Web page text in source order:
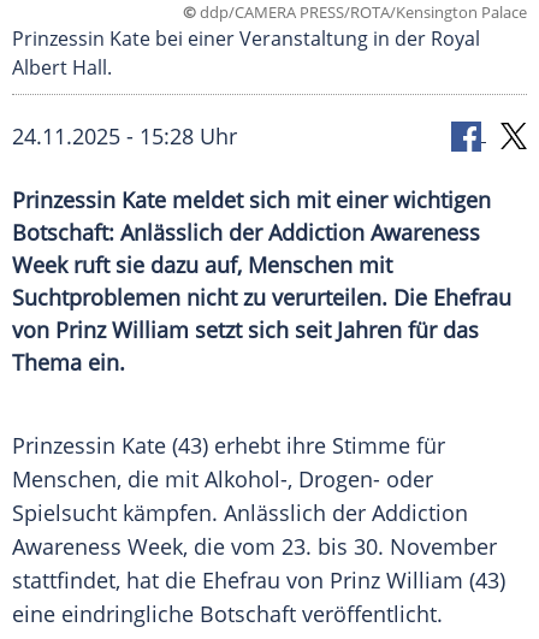
©ddp/CAMERA PRESS/ROTA/Kensington Palace
Prinzessin Kate bei einer Veranstaltung in der Royal
Albert Hall.
24.11.2025 - 15:28 Uhr
Prinzessin Kate meldet sich mit einer wichtigen
Botschaft: Anlässlich der Addiction Awareness
Week ruft sie dazu auf, Menschen mit
Suchtproblemen nicht zu verurteilen. Die Ehefrau
von Prinz William setzt sich seit Jahren für das
Thema ein.
Prinzessin Kate (43) erhebt ihre Stimme für
Menschen, die mit Alkohol-, Drogen- oder
Spielsucht kämpfen. Anlässlich der Addiction
Awareness Week, die vom 23. bis 30. November
stattfindet, hat die Ehefrau von Prinz William (43)
eine eindringliche Botschaft veröffentlicht.